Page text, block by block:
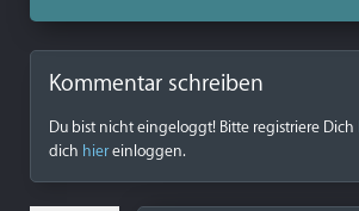
Kommentar schreiben
Du bist nicht eingeloggt! Bitte registriere Dich
dich hiereinloggen.